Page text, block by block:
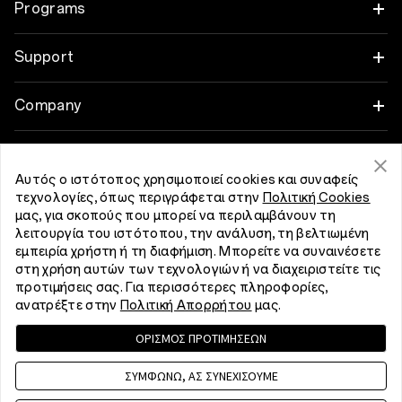
OnePlus Nord 5
Tablet
Cases & Protection
Bundles
Lifestyle
Programs
Link your OnePlus Devices
OnePlus Trade-in
Support
Shopping FAQs
Software Upgrade
Repair Service
User Manuals
Contact Us
Troubleshooting
Accessibility
Company
Community
Red Cable Club
OnePlus Store App
OxygenOS
Sustainability
Ελλάδα (English)
Get Support From OnePlus
User Agreement
Terms of Sale
Security Response Center (OneSRC)
Cookies
Cookie Settings
Αυτός ο ιστότοπος χρησιμοποιεί cookies και συναφείς
τεχνολογίες, όπως περιγράφεται στην Πολιτική Cookies
μας, για σκοπούς που μπορεί να περιλαμβάνουν τη
λειτουργία του ιστότοπου, την ανάλυση, τη βελτιωμένη
εμπειρία χρήστη ή τη διαφήμιση. Μπορείτε να συναινέσετε
στη χρήση αυτών των τεχνολογιών ή να διαχειριστείτε τις
προτιμήσεις σας. Για περισσότερες πληροφορίες,
ανατρέξτε στην Πολιτική Απορρήτου μας.
ΟΡΙΣΜΟΣ ΠΡΟΤΙΜΗΣΕΩΝ
ΣΥΜΦΩΝΩ, ΑΣ ΣΥΝΕΧΙΣΟΥΜΕ